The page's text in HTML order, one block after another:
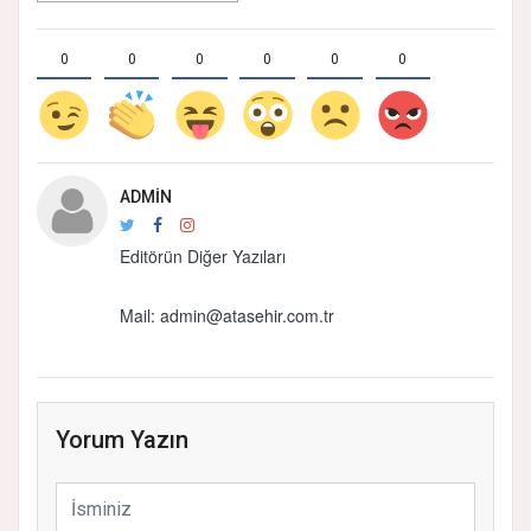
0 0 0 0 0 0
ADMIN
Editörün Diğer Yazıları
Mail: admin@atasehir.com.tr
Yorum Yazın